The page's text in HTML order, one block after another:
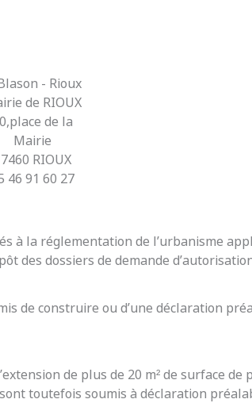
de RIOUX
de la
Mairie
RIOUX
46 91 60 27
à la réglementation de l’urbanisme
des dossiers de demande
de construire ou d’une déclaration
de plus de 20 m² de surface de
toutefois soumis à déclaration